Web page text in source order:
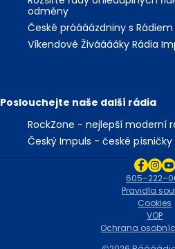
odměny
České práááázdniny s
Víkendové Živááááky Rádia
Poslouchejte naše další rádia
RockZone - nejlepší moderní
Český Impuls - české písničky
Ochrana
VOP
Cookies
Pravidla